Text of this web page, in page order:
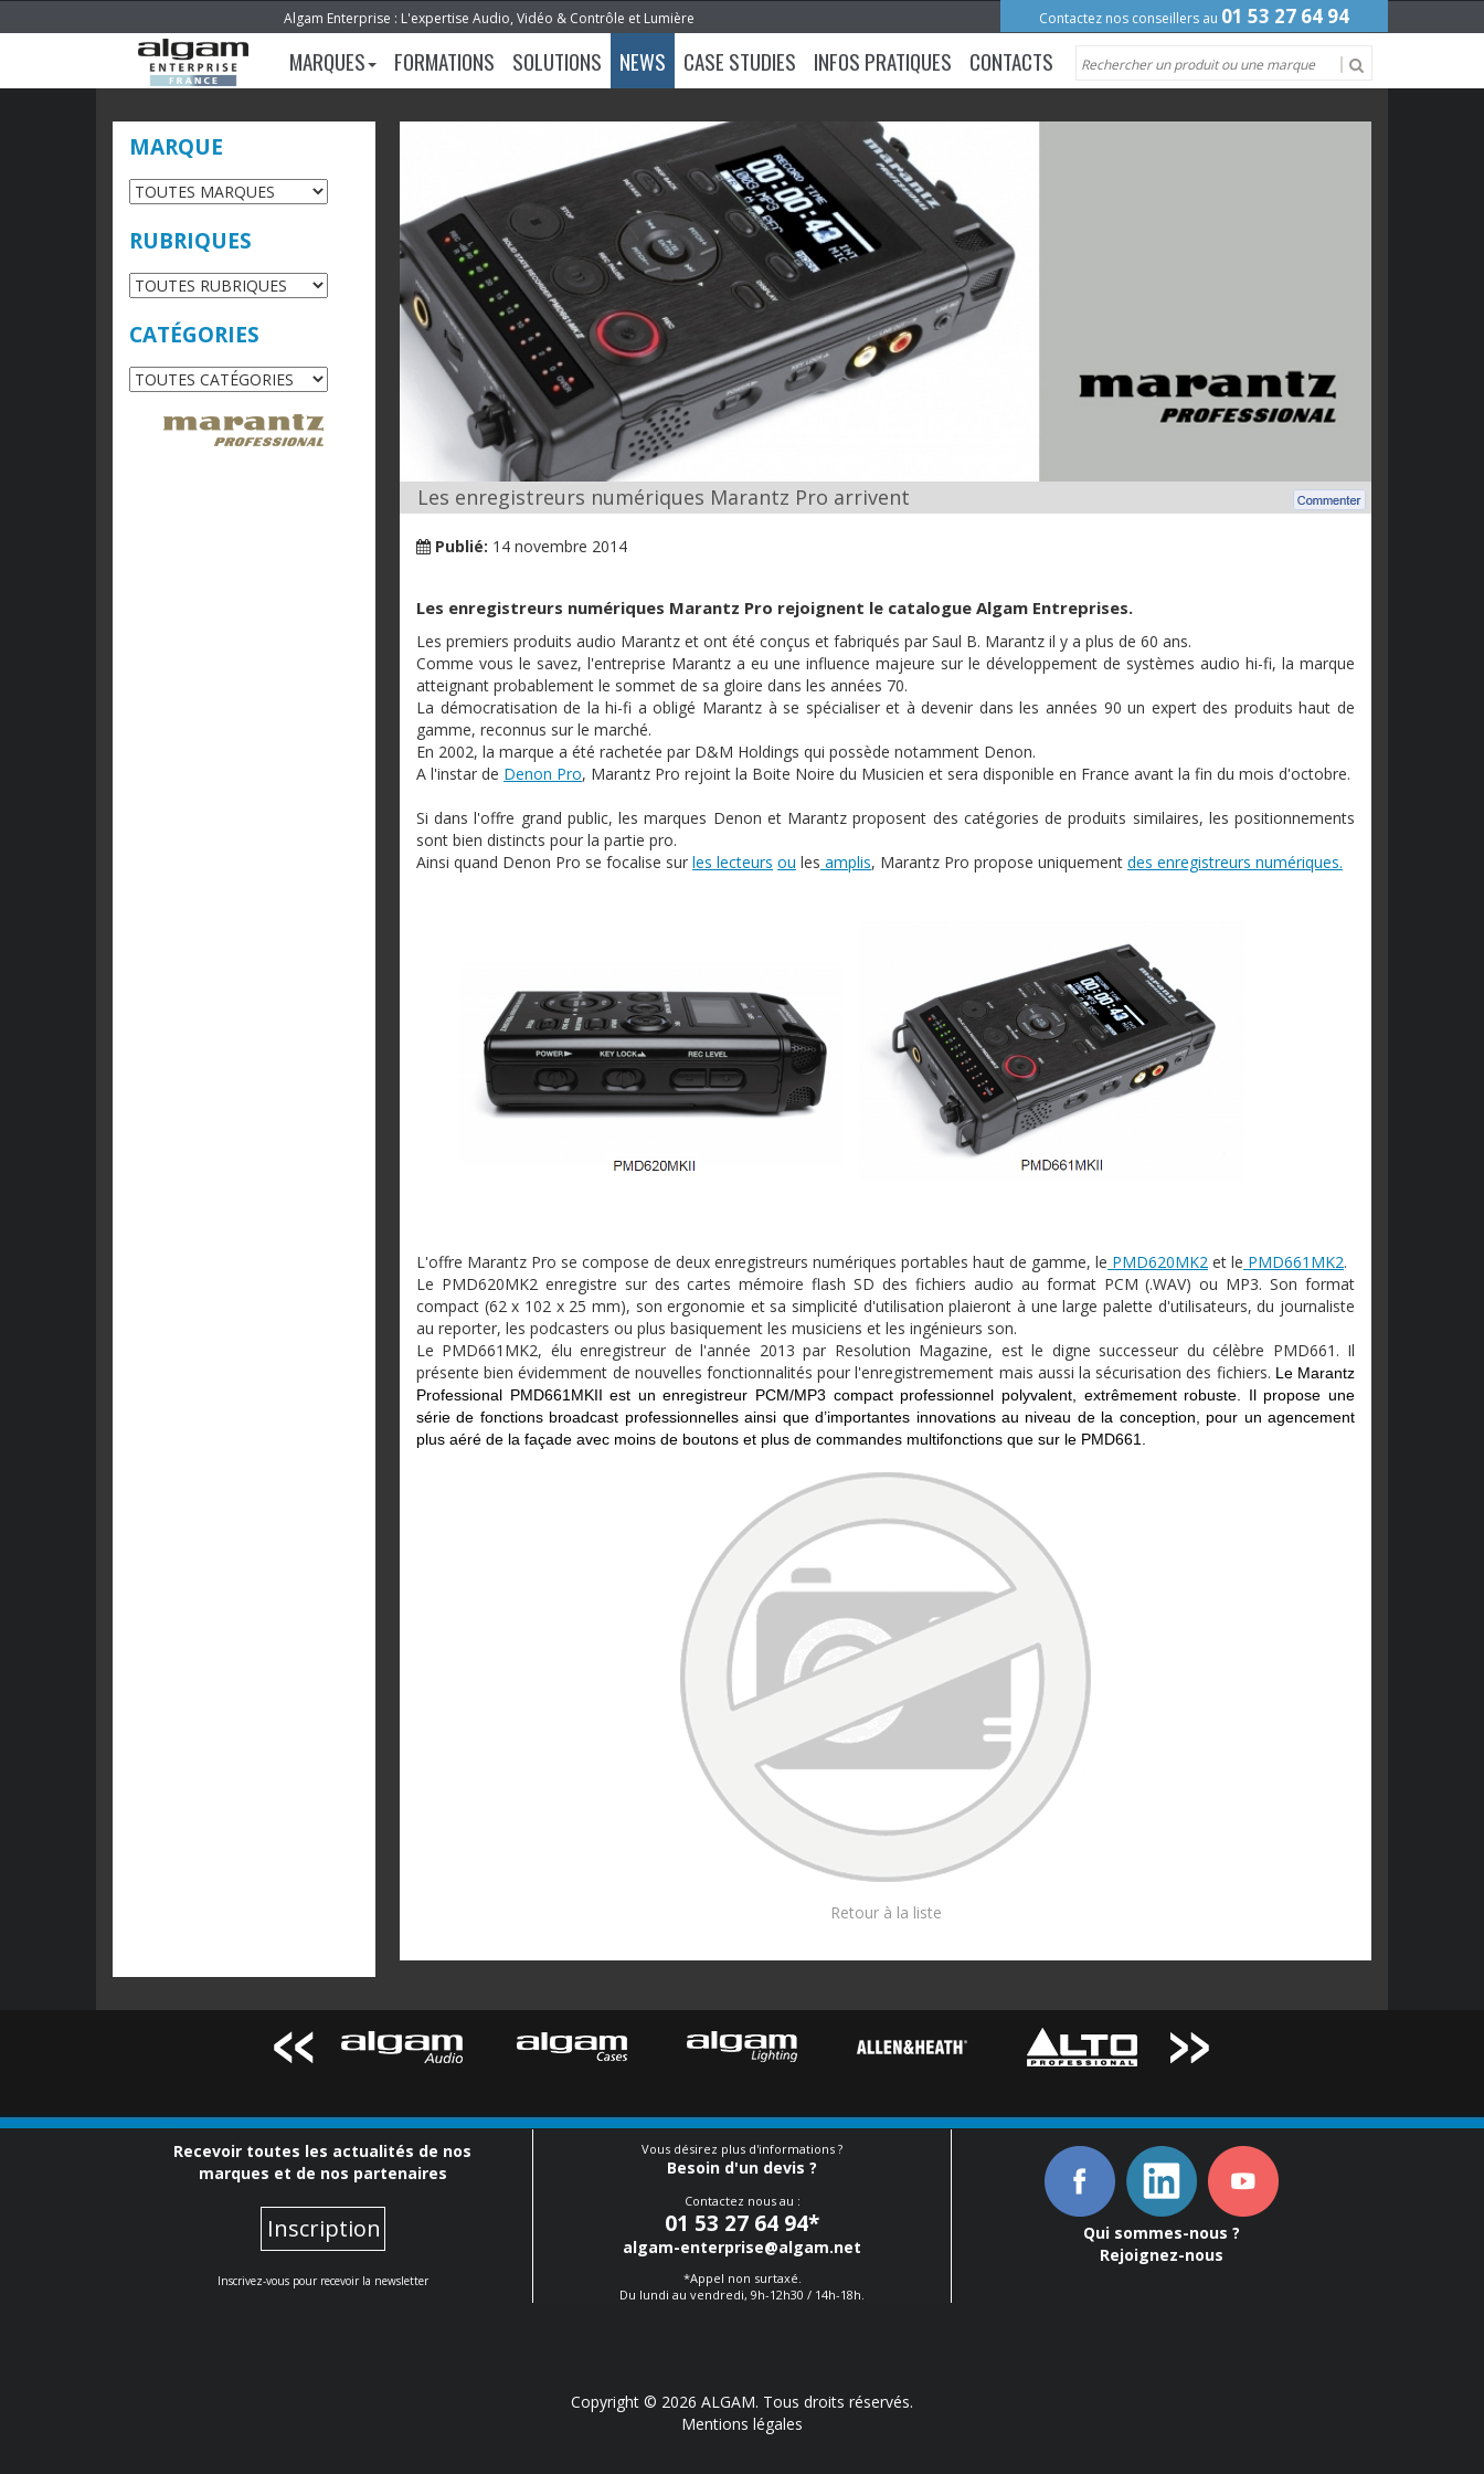
Algam Enterprise : L'expertise Audio, Vidéo & Contrôle et Lumière Contactez nos conseillers au 01 53 27 64 94
MARQUES FORMATIONS SOLUTIONS NEWS CASE STUDIES INFOS PRATIQUES CONTACTS
MARQUE
RUBRIQUES
CATÉGORIES
Les enregistreurs numériques Marantz Pro arrivent
Publié: 14 novembre 2014
Les enregistreurs numériques Marantz Pro rejoignent le catalogue Algam Entreprises.
Les premiers produits audio Marantz et ont été conçus et fabriqués par Saul B. Marantz il y a plus de 60 ans.
Comme vous le savez, l'entreprise Marantz a eu une influence majeure sur le développement de systèmes audio hi-fi, la marque
atteignant probablement le sommet de sa gloire dans les années 70.
La démocratisation de la hi-fi a obligé Marantz à se spécialiser et à devenir dans les années 90 un expert des produits haut de
gamme, reconnus sur le marché.
En 2002, la marque a été rachetée par D&M Holdings qui possède notamment Denon.
A l'instar de Denon Pro, Marantz Pro rejoint la Boite Noire du Musicien et sera disponible en France avant la fin du mois d'octobre.
Si dans l'offre grand public, les marques Denon et Marantz proposent des catégories de produits similaires, les positionnements
sont bien distincts pour la partie pro.
Ainsi quand Denon Pro se focalise sur les lecteurs ou les amplis, Marantz Pro propose uniquement des enregistreurs numériques.
L'offre Marantz Pro se compose de deux enregistreurs numériques portables haut de gamme, le PMD620MK2 et le PMD661MK2.
Le PMD620MK2 enregistre sur des cartes mémoire flash SD des fichiers audio au format PCM (.WAV) ou MP3. Son format
compact (62 x 102 x 25 mm), son ergonomie et sa simplicité d'utilisation plaieront à une large palette d'utilisateurs, du journaliste
au reporter, les podcasters ou plus basiquement les musiciens et les ingénieurs son.
Le PMD661MK2, élu enregistreur de l'année 2013 par Resolution Magazine, est le digne successeur du célèbre PMD661. Il
présente bien évidemment de nouvelles fonctionnalités pour l'enregistremement mais aussi la sécurisation des fichiers. Le Marantz
Professional PMD661MKII est un enregistreur PCM/MP3 compact professionnel polyvalent, extrêmement robuste. Il propose une
série de fonctions broadcast professionnelles ainsi que d’importantes innovations au niveau de la conception, pour un agencement
plus aéré de la façade avec moins de boutons et plus de commandes multifonctions que sur le PMD661.
Retour à la liste
Recevoir toutes les actualités de nos
marques et de nos partenaires
Inscription
Inscrivez-vous pour recevoir la newsletter
Vous désirez plus d'informations ?
Besoin d'un devis ?
Contactez nous au :
01 53 27 64 94*
algam-enterprise@algam.net
*Appel non surtaxé.
Du lundi au vendredi, 9h-12h30 / 14h-18h.
Qui sommes-nous ?
Rejoignez-nous
Copyright © 2026 ALGAM. Tous droits réservés.
Mentions légales